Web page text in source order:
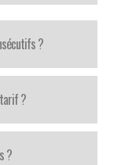
?
?
?